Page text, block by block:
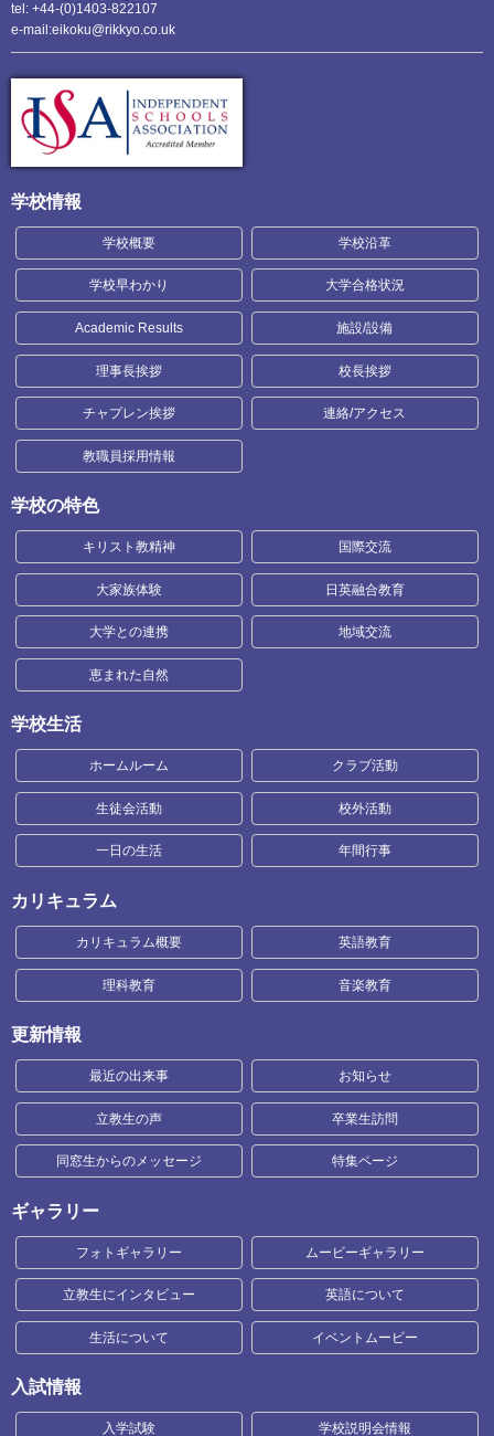
tel: +44-(0)1403-822107
e-mail:eikoku@rikkyo.co.uk
学校情報
学校概要 学校沿革
学校早わかり 大学合格状況
Academic Results 施設/設備
理事長挨拶 校長挨拶
チャプレン挨拶 連絡/アクセス
教職員採用情報
学校の特色
キリスト教精神 国際交流
大家族体験 日英融合教育
大学との連携 地域交流
恵まれた自然
学校生活
ホームルーム クラブ活動
生徒会活動 校外活動
一日の生活 年間行事
カリキュラム
カリキュラム概要 英語教育
理科教育 音楽教育
更新情報
最近の出来事 お知らせ
立教生の声 卒業生訪問
同窓生からのメッセージ 特集ページ
ギャラリー
フォトギャラリー ムービーギャラリー
立教生にインタビュー 英語について
生活について イベントムービー
入試情報
入学試験 学校説明会情報